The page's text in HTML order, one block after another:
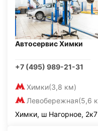
Автосервис Химки
+7 (495) 989-21-31
Химки(3,8 км)
Левобережная(5,6
Химки, ш Нагорное, 2к7